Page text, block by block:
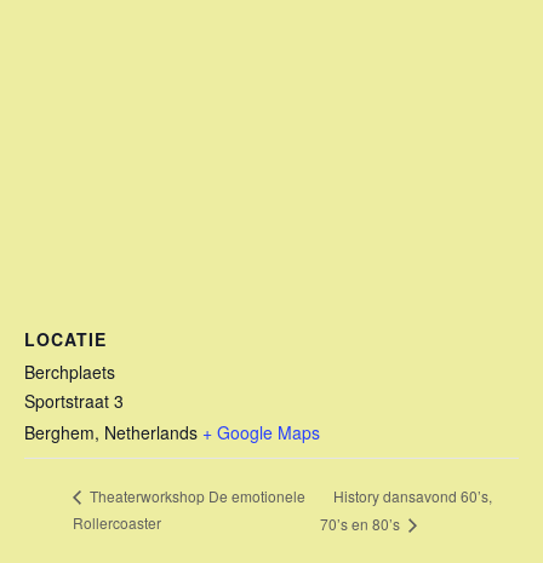
LOCATIE
Berchplaets
Sportstraat 3
Berghem, Netherlands + Google Maps
Theaterworkshop De emotionele
Rollercoaster
History dansavond 60’s,
70’s en 80’s